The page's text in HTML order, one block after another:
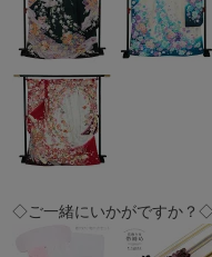
◇ご一緒にいかがですか？◇